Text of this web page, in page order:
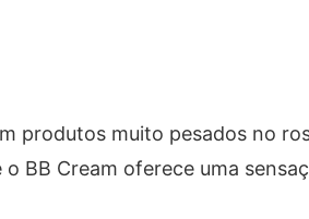
produtos muito pesados no
BB Cream oferece uma